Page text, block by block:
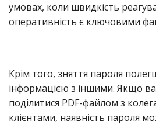
умовах, коли швидкість
оперативність є ключовими
Крім того, зняття пароля
інформацією з іншими. Якщо
поділитися PDF-файлом з
клієнтами, наявність пароля